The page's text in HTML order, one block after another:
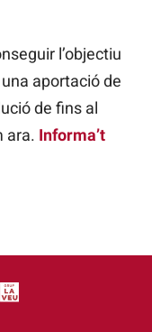
l’objectiu
aportació de
de fins al
ara. Informa’t